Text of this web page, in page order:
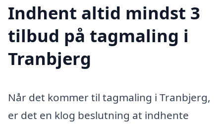
Indhent altid mindst 3
tilbud på tagmaling i
Tranbjerg
Når det kommer til tagmaling i Tranbjerg,
er det en klog beslutning at indhente